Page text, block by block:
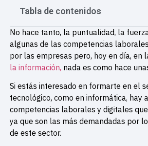
Tabla de contenidos
No hace tanto, la puntualidad, la
algunas de las competencias
por las empresas pero, hoy en día, en
la información, nada es como hace
Si estás interesado en formarte en el
tecnológico, como en informática, hay
competencias laborales y digitales
ya que son las más demandadas por
de este sector.